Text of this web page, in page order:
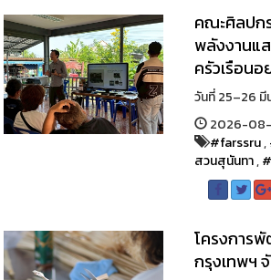
คณะศิลปก
พลังงานแ
ครัวเรือน
วันที่ 25–26
2026-08-
#farssru,
สวนสุนันทา,
โครงการ
กรุงเทพฯ